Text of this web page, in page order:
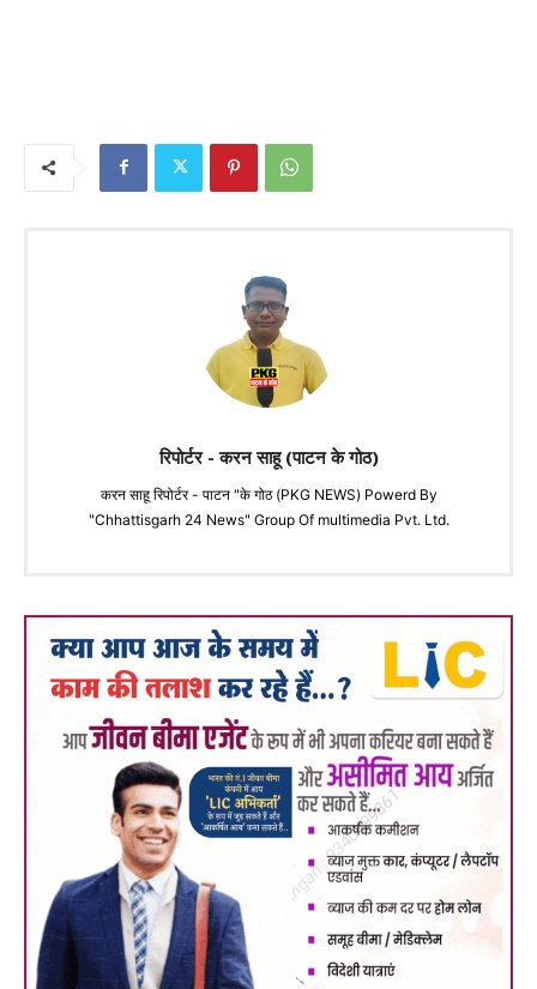
रिपोर्टर - करन साहू (पाटन के गोठ)
करन साहू रिपोर्टर - पाटन "के गोठ (PKG NEWS) Powerd By
"Chhattisgarh 24 News" Group Of multimedia Pvt. Ltd.